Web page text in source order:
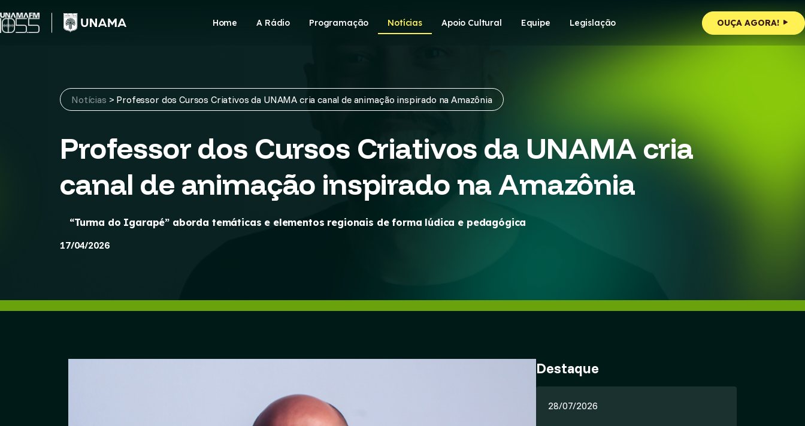
to
content
Home A Rádio Programação Notícias Apoio Cultural Equipe Legislação OUÇA AGORA!
Notícias > Professor dos Cursos Criativos da UNAMA cria canal de animação inspirado na Amazônia
Professor dos Cursos Criativos da UNAMA cria
canal de animação inspirado na Amazônia
“Turma do Igarapé” aborda temáticas e elementos regionais de forma lúdica e pedagógica
17/04/2026
Destaque
28/07/2026